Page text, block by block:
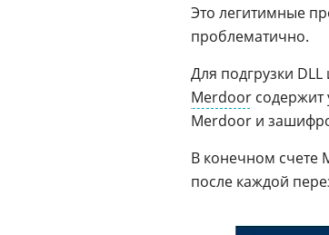
Это легитимные
проблематично.
Для подгрузки
Merdoor содержит
Merdoor и
В конечном счете
после каждой